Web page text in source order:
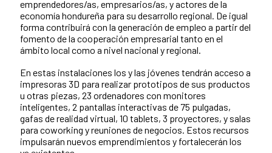
emprendedores/as, empresarios/as, y actores de la
economía hondureña para su desarrollo regional. De igual
forma contribuirá con la generación de empleo a partir del
fomento de la cooperación empresarial tanto en el
ámbito local como a nivel nacional y regional.
En estas instalaciones los y las jóvenes tendrán acceso a
impresoras 3D para realizar prototipos de sus productos
u otras piezas, 23 ordenadores con monitores
inteligentes, 2 pantallas interactivas de 75 pulgadas,
gafas de realidad virtual, 10 tablets, 3 proyectores, y salas
para coworking y reuniones de negocios. Estos recursos
impulsarán nuevos emprendimientos y fortalecerán los